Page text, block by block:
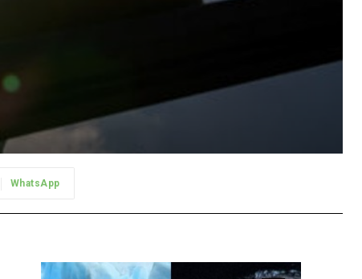
WhatsApp